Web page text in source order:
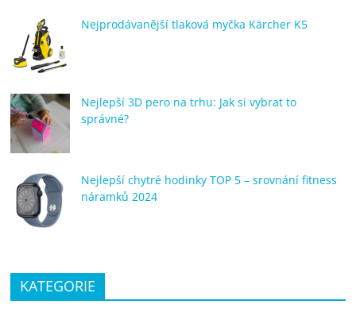
Nejprodávanější tlaková myčka Kärcher K5
Nejlepší 3D pero na trhu: Jak si vybrat to
správné?
Nejlepší chytré hodinky TOP 5 – srovnání fitness
náramků 2024
KATEGORIE